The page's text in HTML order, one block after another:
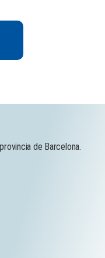
de Barcelona.